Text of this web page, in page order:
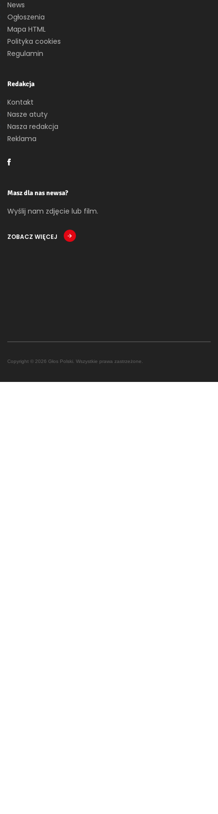
News
Ogłoszenia
Mapa HTML
Polityka cookies
Regulamin
Redakcja
Kontakt
Nasze atuty
Nasza redakcja
Reklama
Masz dla nas newsa?
Wyślij nam zdjęcie lub film.
ZOBACZ WIĘCEJ
Copyright © 2026 Głos Polski. Wszystkie prawa zastrzeżone.